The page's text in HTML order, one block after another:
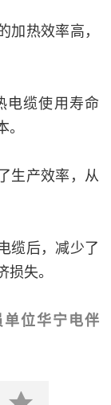
热效率高，
电缆使用寿命
生产效率，从
缆后，减少了
失。
位华宁电伴